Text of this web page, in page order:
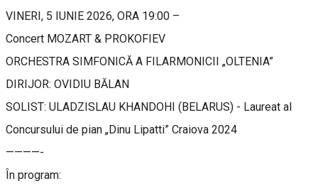
VINERI, 5 IUNIE 2026, ORA 19:00 –
Concert MOZART & PROKOFIEV
ORCHESTRA SIMFONICĂ A FILARMONICII „OLTENIA”
DIRIJOR: OVIDIU BĂLAN
SOLIST: ULADZISLAU KHANDOHI (BELARUS) - Laureat al
Concursului de pian „Dinu Lipatti” Craiova 2024
————-
În program: